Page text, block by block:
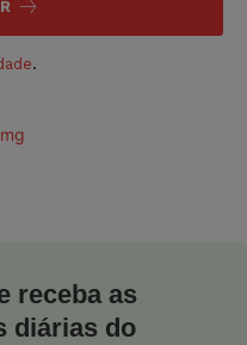
.
receba as
diárias do